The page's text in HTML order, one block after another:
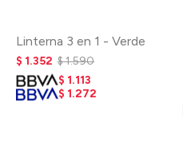
Linterna 3 en 1 - Verde
$ 1.352 $1.590
$ 1.113
$ 1.272